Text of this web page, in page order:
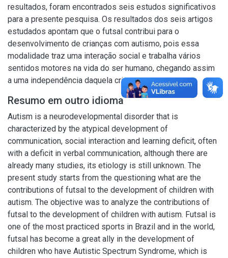
resultados, foram encontrados seis estudos significativos
para a presente pesquisa. Os resultados dos seis artigos
estudados apontam que o futsal contribui para o
desenvolvimento de crianças com autismo, pois essa
modalidade traz uma interação social e trabalha vários
sentidos motores na vida do ser humano, chegando assim
a uma independência daquela criança.
Resumo em outro idioma
Autism is a neurodevelopmental disorder that is
characterized by the atypical development of
communication, social interaction and learning deficit, often
with a deficit in verbal communication, although there are
already many studies, its etiology is still unknown. The
present study starts from the questioning what are the
contributions of futsal to the development of children with
autism. The objective was to analyze the contributions of
futsal to the development of children with autism. Futsal is
one of the most practiced sports in Brazil and in the world,
futsal has become a great ally in the development of
children who have Autistic Spectrum Syndrome, which is